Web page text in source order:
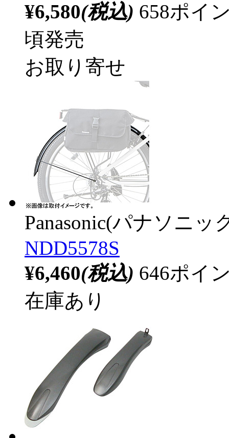
¥6,580(税込) 658ポイ
頃発売
お取り寄せ
Panasonic(パナソニッ
NDD5578S
¥6,460(税込) 646ポイ
在庫あり